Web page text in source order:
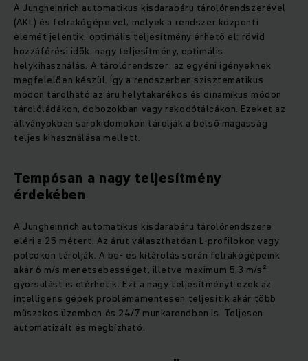
A Jungheinrich automatikus kisdarabáru tárolórendszerével
(AKL) és felrakógépeivel, melyek a rendszer központi
elemét jelentik, optimális teljesítmény érhető el: rövid
hozzáférési idők, nagy teljesítmény, optimális
helykihasználás. A tárolórendszer az egyéni igényeknek
megfelelően készül. Így a rendszerben szisztematikus
módon tárolható az áru helytakarékos és dinamikus módon
tárolóládákon, dobozokban vagy rakodótálcákon. Ezeket az
állványokban sarokidomokon tárolják a belső magasság
teljes kihasználása mellett.
Tempósan a nagy teljesítmény
érdekében
A Jungheinrich automatikus kisdarabáru tárolórendszere
eléri a 25 métert. Az árut választhatóan L-profilokon vagy
polcokon tárolják. A be- és kitárolás során felrakógépeink
akár 6 m/s menetsebességet, illetve maximum 5,3 m/s²
gyorsulást is elérhetik. Ezt a nagy teljesítményt ezek az
intelligens gépek problémamentesen teljesítik akár több
műszakos üzemben és 24/7 munkarendben is. Teljesen
automatizált és megbízható.